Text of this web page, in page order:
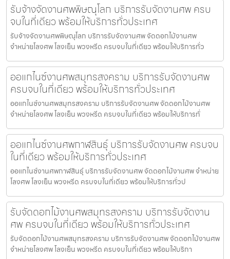
รับจ้างจัดงานศพพิษณุโลก บริการรับจัดงานศพ ครบ
จบในที่เดียว พร้อมให้บริการทั่วประเทศ
รับจ้างจัดงานศพพิษณุโลก บริการรับจัดงานศพ จัดดอกไม้งานศพ
จำหน่ายโลงศพ โลงเย็น พวงหรีด ครบจบในที่เดียว พร้อมให้บริการทั่ว
ออแกไนซ์งานศพสมุทรสงคราม บริการรับจัดงานศพ
ครบจบในที่เดียว พร้อมให้บริการทั่วประเทศ
ออแกไนซ์งานศพสมุทรสงคราม บริการรับจัดงานศพ จัดดอกไม้งานศพ
จำหน่ายโลงศพ โลงเย็น พวงหรีด ครบจบในที่เดียว พร้อมให้บริการทั่
ออแกไนซ์งานศพกาฬสินธุ์ บริการรับจัดงานศพ ครบจบ
ในที่เดียว พร้อมให้บริการทั่วประเทศ
ออแกไนซ์งานศพกาฬสินธุ์ บริการรับจัดงานศพ จัดดอกไม้งานศพ จำหน่าย
โลงศพ โลงเย็น พวงหรีด ครบจบในที่เดียว พร้อมให้บริการทั่วป
รับจัดดอกไม้งานศพสมุทรสงคราม บริการรับจัดงาน
ศพ ครบจบในที่เดียว พร้อมให้บริการทั่วประเทศ
รับจัดดอกไม้งานศพสมุทรสงคราม บริการรับจัดงานศพ จัดดอกไม้งานศพ
จำหน่ายโลงศพ โลงเย็น พวงหรีด ครบจบในที่เดียว พร้อมให้บริกา